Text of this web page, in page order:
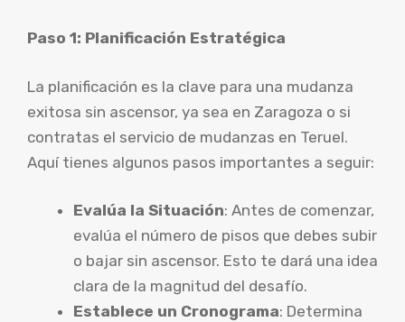
Paso 1: Planificación Estratégica
La planificación es la clave para una mudanza
exitosa sin ascensor, ya sea en Zaragoza o si
contratas el servicio de mudanzas en Teruel.
Aquí tienes algunos pasos importantes a seguir:
Evalúa la Situación: Antes de comenzar,
evalúa el número de pisos que debes subir
o bajar sin ascensor. Esto te dará una idea
clara de la magnitud del desafío.
Establece un Cronograma: Determina